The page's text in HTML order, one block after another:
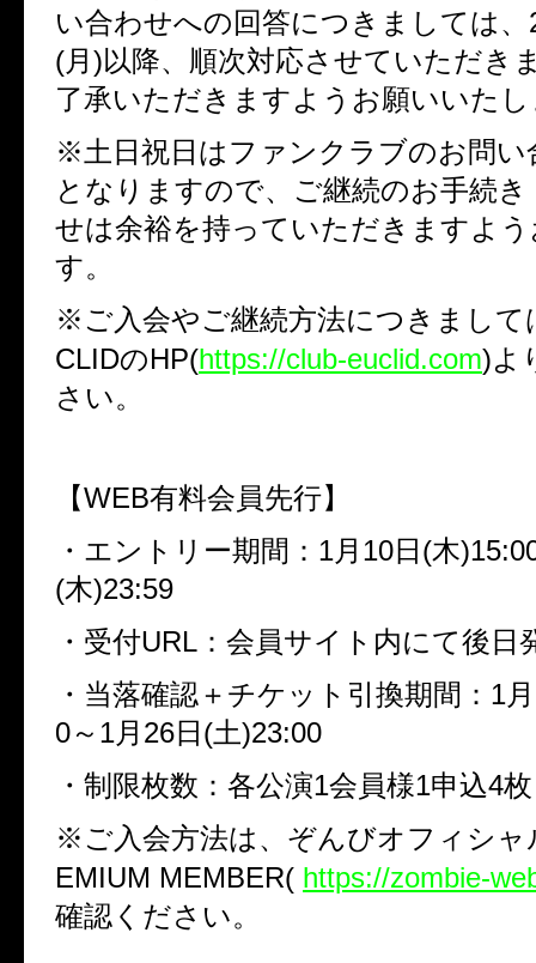
い合わせへの回答につきましては、
(月)以降、順次対応させていただき
了承いただきますようお願いいた
※土日祝日はファンクラブのお問い
となりますので、ご継続のお手続
せは余裕を持っていただきますよ
す。
※ご入会やご継続方法につきまして
CLIDのHP(https://club-euclid.com)よ
さい。
【WEB有料会員先行】
・エントリー期間：1月10日(木
(木)23:59
・受付URL：会員サイト内にて後日
・当落確認＋チケット引換期間：1
0～1月26日(土)23:00
・制限枚数：各公演1会員様1申込4枚
※ご入会方法は、ぞんびオフィシャ
EMIUM MEMBER( https://zombie-
確認ください。